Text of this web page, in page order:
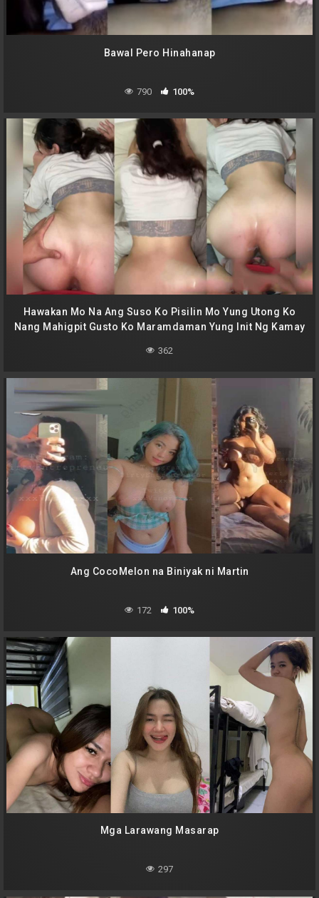
Bawal Pero Hinahanap
790 100%
Hawakan Mo Na Ang Suso Ko Pisilin Mo Yung Utong Ko
Nang Mahigpit Gusto Ko Maramdaman Yung Init Ng Kamay
362
Ang CocoMelon na Biniyak ni Martin
172 100%
Mga Larawang Masarap
297